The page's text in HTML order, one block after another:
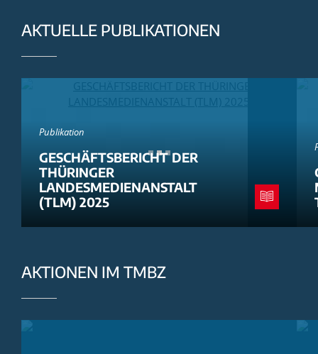
AKTUELLE PUBLIKATIONEN
Publikation
GESCHÄFTSBERICHT DER
THÜRINGER
LANDESMEDIENANSTALT
(TLM) 2025
AKTIONEN IM TMBZ